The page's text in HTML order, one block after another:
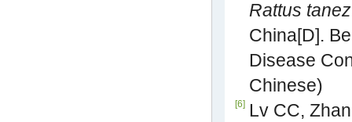
Rattus
China[D].
Disease
Chinese)
[6]
Lv CC,